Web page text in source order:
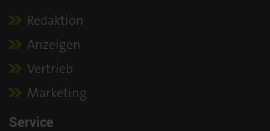
Redaktion
Anzeigen
Vertrieb
Marketing
Service